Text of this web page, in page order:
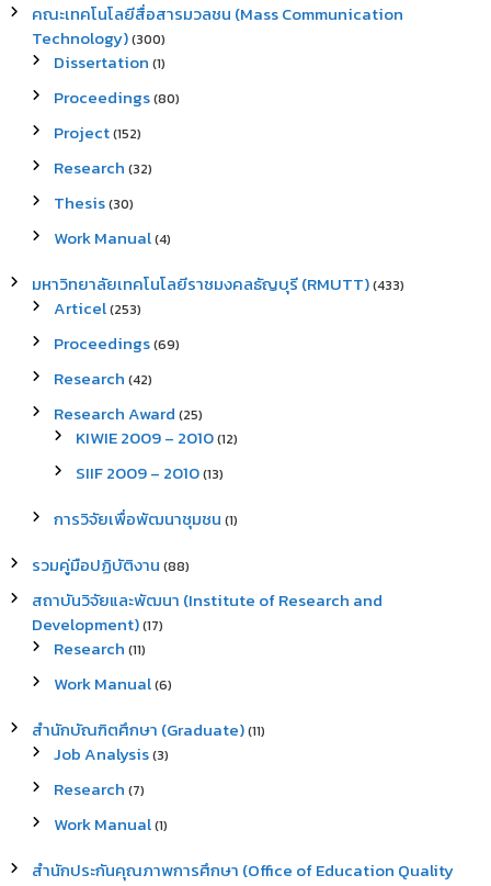
คณะเทคโนโลยีสื่อสารมวลชน (Mass Communication
Technology)(300)
Dissertation (1)
Proceedings(80)
Project(152)
Research (32)
Thesis(30)
Work Manual(4)
มหาวิทยาลัยเทคโนโลยีราชมงคลธัญบุรี (RMUTT)(433)
Articel(253)
Proceedings(69)
Research (42)
Research Award (25)
KIWIE 2009 – 2010(12)
SIIF 2009 – 2010(13)
การวิจัยเพื่อพัฒนาชุมชน (1)
รวมคู่มือปฏิบัติงาน (88)
สถาบันวิจัยและพัฒนา (Institute of Research and
Development)(17)
Research (11)
Work Manual(6)
สำนักบัณฑิตศึกษา (Graduate)(11)
Job Analysis(3)
Research (7)
Work Manual(1)
สำนักประกันคุณภาพการศึกษา (Office of Education Quality